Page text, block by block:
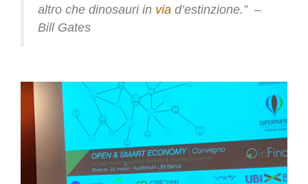
altro che dinosauri in via d’estinzione.” –
Bill Gates